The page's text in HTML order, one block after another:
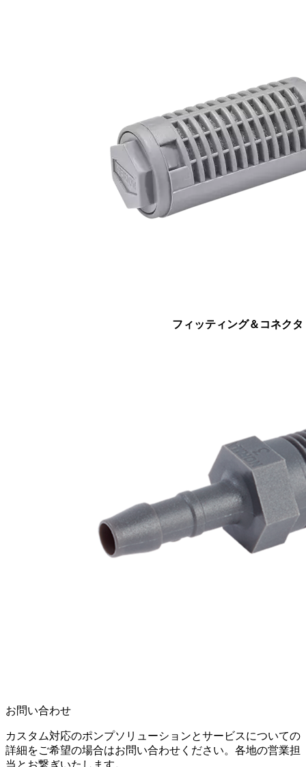
フィッティング＆コネクタ
お問い合わせ
カスタム対応のポンプソリューションとサービスについての
詳細をご希望の場合はお問い合わせください。各地の営業担